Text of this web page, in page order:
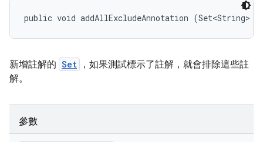
public void addAllExcludeAnnotation (Set<String>
新增註解的 Set
，如果測試標示了註解，就會排除這些註
解。
參數